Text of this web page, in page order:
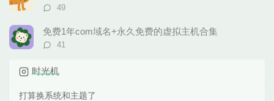
评
数：
49
免费1年com域名+永久免费的虚拟主机合集
评
41
时光机
打算换系统和主题了